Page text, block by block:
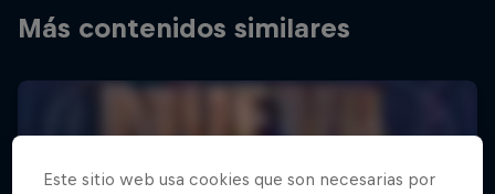
Más contenidos similares
Este sitio web usa cookies que son necesarias por